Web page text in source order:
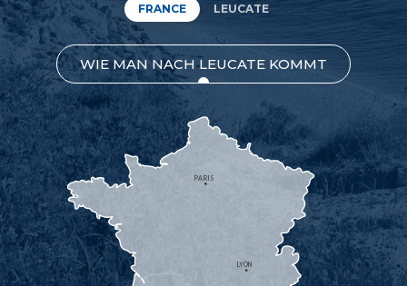
FRANCE LEUCATE
WIE MAN NACH LEUCATE KOMMT
LYON
PARIS